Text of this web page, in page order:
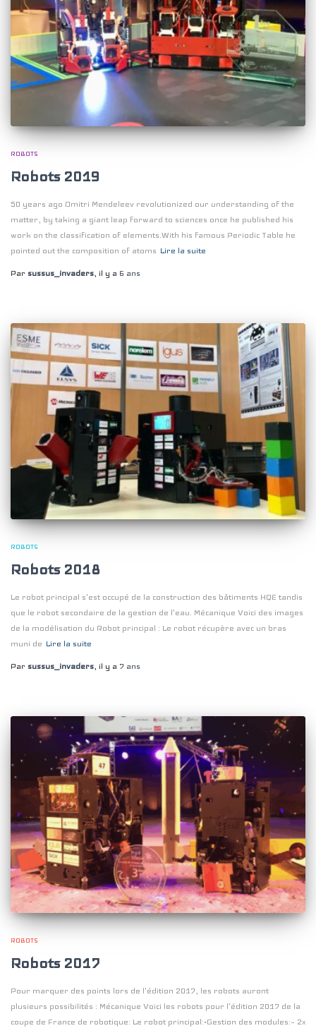
ROBOTS
Robots 2019
50 years ago Dmitri Mendeleev revolutionized our understanding of the
matter, by taking a giant leap forward to sciences once he published his
work on the classification of elements.With his famous Periodic Table he
pointed out the composition of atoms Lire la suite
Par sussus_invaders , il y a 6 ans
ROBOTS
Robots 2018
Le robot principal s’est occupé de la construction des bâtiments HQE tandis
que le robot secondaire de la gestion de l’eau. Mécanique Voici des images
de la modélisation du Robot principal : Le robot récupère avec un bras
muni de Lire la suite
Par sussus_invaders, il y a 7 ans
ROBOTS
Robots 2017
Pour marquer des points lors de l’édition 2017, les robots auront
plusieurs possibilités : Mécanique Voici les robots pour l’édition 2017 de la
coupe de France de robotique: Le robot principal:•Gestion des modules:– 2x